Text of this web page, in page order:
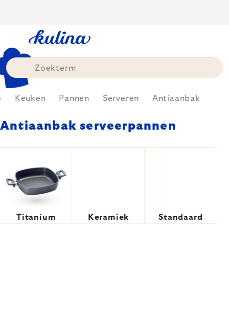
Keuken Pannen Serveren Antiaanbak
Antiaanbak serveerpannen
Titanium Keramiek Standaard